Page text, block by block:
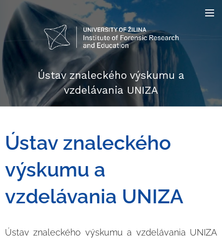
Ústav znaleckého výskumu a
vzdelávania UNIZA
Ústav znaleckého
výskumu a
vzdelávania UNIZA
Ústav znaleckého výskumu a vzdelávania UNIZA